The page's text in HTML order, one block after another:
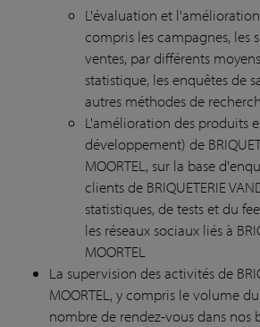
L'évaluation et
compris les campagnes, les
ventes, par différents
statistique, les enquêtes de
autres méthodes de
L'amélioration des produits
développement) de
MOORTEL, sur la base
clients de BRIQUETERIE
statistiques, de tests et du
les réseaux sociaux liés à
MOORTEL
La supervision des activités de
MOORTEL, y compris le volume
nombre de rendez-vous dans nos